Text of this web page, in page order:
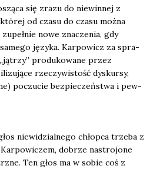
się zra­zu do nie­win­nej z
od cza­su do cza­su moż­na
nowe zna­cze­nia, gdy
języ­ka. Kar­po­wicz za spra­
pro­du­ko­wa­ne przez
rze­czy­wi­stość dys­kur­sy,
poczu­cie bez­pie­czeń­stwa i pew­
nie­wi­dzial­ne­go chłop­ca trze­ba z
dobrze nastro­jo­ne
Ten głos ma w sobie coś z